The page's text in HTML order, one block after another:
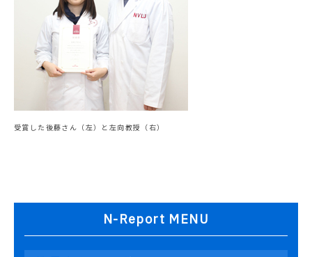
受賞した後藤さん（左）と左向教授（右）
N-Report MENU